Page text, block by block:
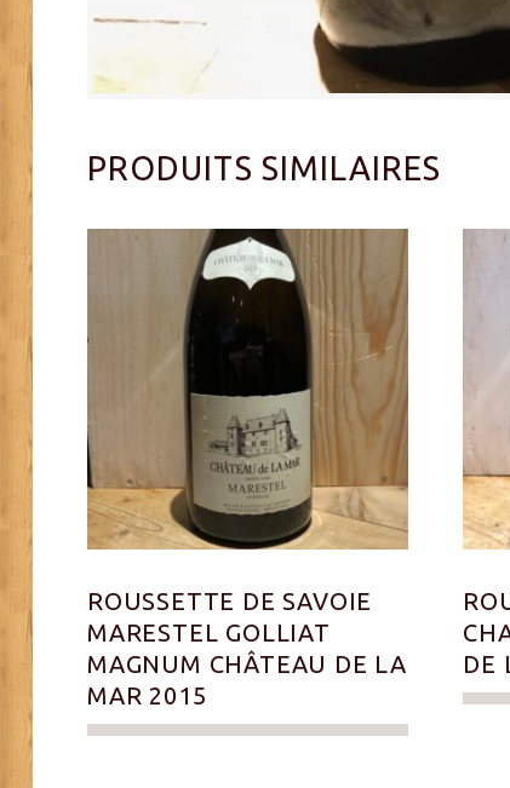
PRODUITS SIMILAIRES
ROUSSETTE DE SAVOIE
MARESTEL GOLLIAT
MAGNUM CHÂTEAU DE LA
MAR 2015
DE